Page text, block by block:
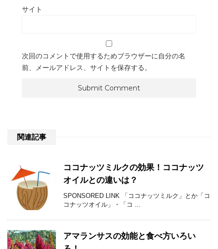
サイト
次回のコメントで使用するためブラウザーに自分の名
前、メールアドレス、サイトを保存する。
関連記事
ココナッツミルクの効果！ココナッツ
オイルとの違いは？
SPONSORED LINK 「ココナッツミルク」とか「コ
コナッツオイル」・「コ ...
アマランサスの効能と食べ方いろい